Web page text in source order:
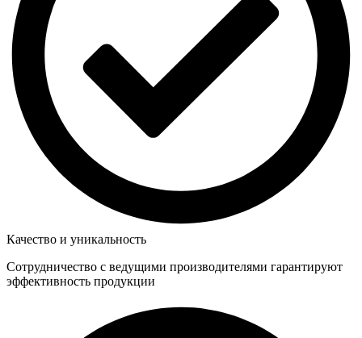
Качество и уникальность
Сотрудничество с ведущими производителями гарантируют
эффективность продукции